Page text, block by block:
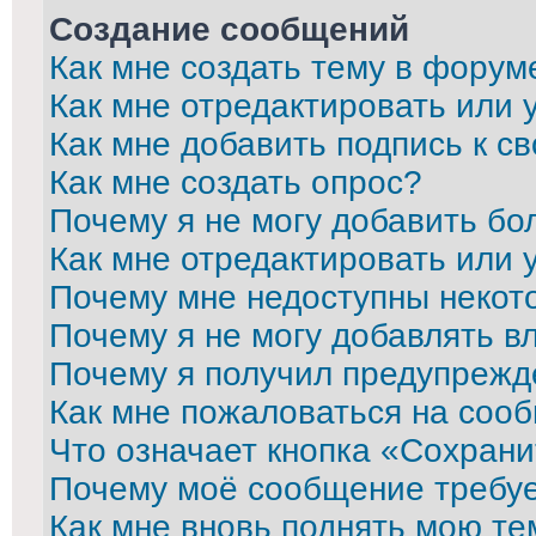
Создание сообщений
Как мне создать тему в
Как мне отредактировать
Как мне добавить подпись к
Как мне создать опрос?
Почему я не могу добавить
Как мне отредактировать или
Почему мне недоступны
Почему я не могу добавлять
Почему я получил
Как мне пожаловаться на
Что означает кнопка
Почему моё сообщение
Как мне вновь поднять мою